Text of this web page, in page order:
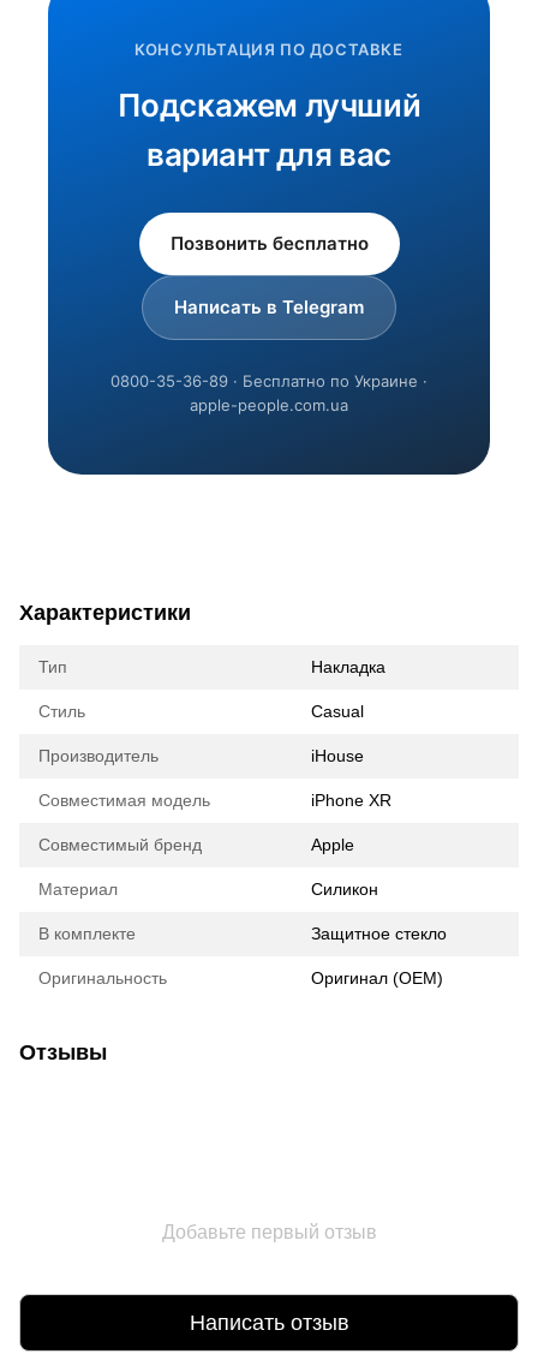
КОНСУЛЬТАЦИЯ ПО ДОСТАВКЕ
Подскажем лучший
вариант для вас
Позвонить бесплатно
Написать в Telegram
0800-35-36-89 · Бесплатно по Украине ·
apple-people.com.ua
Характеристики
Тип Накладка
Стиль Casual
Производитель iHouse
Совместимая модель iPhone XR
Совместимый бренд Apple
Материал Силикон
В комплекте Защитное стекло
Оригинальность Оригинал (ОЕМ)
Отзывы
Добавьте первый отзыв
Написать отзыв